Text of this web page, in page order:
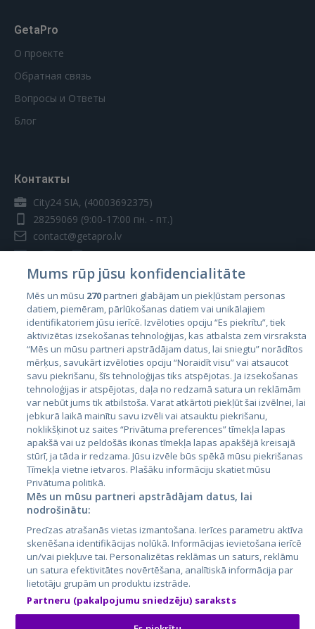
GetaPro
О проекте
Обратная связь
Вопросы и Ответы
Блог
Контакты
City24 SIA, (40003692375)
28259069 (9:00-17:00 пн. - пт.)
contact@getapro.lv
Страны
Эстония
Латвия
Литва
City24.lv
City24.ee
GetaPro.lv
GetaPro.ee
Skelbiu.lt
Autoplius.lt
Aruodas.lt
Kainos.lt
Paslaugos.lt
auto24.ee
KV.ee
Osta.ee
KuldneBörs.ee
Mums rūp jūsu konfidencialitāte
Mēs un mūsu 270partneri glabājam un piekļūstam personas
datiem, piemēram, pārlūkošanas datiem vai unikālajiem
identifikatoriem jūsu ierīcē. Izvēloties opciju “Es piekrītu”, tiek
aktivizētas izsekošanas tehnoloģijas, kas atbalsta zem virsraksta
“Mēs un mūsu partneri apstrādājam datus, lai sniegtu” norādītos
mērķus, savukārt izvēloties opciju “Noraidīt visu” vai atsaucot
savu piekrišanu, šīs tehnoloģijas tiks atspējotas. Ja izsekošanas
tehnoloģijas ir atspējotas, daļa no redzamā satura un reklāmām
var nebūt jums tik atbilstoša. Varat atkārtoti piekļūt šai izvēlnei, lai
jebkurā laikā mainītu savu izvēli vai atsauktu piekrišanu,
noklikšķinot uz saites “Privātuma preferences” tīmekļa lapas
apakšā vai uz peldošās ikonas tīmekļa lapas apakšējā kreisajā
stūrī, ja tāda ir redzama. Jūsu izvēle būs spēkā mūsu piekrišanas
Tīmekļa vietne ietvaros. Plašāku informāciju skatiet mūsu
Privātuma politikā.
Mēs un mūsu partneri apstrādājam datus, lai
nodrošinātu:
Precīzas atrašanās vietas izmantošana. Ierīces parametru aktīva
skenēšana identifikācijas nolūkā. Informācijas ievietošana ierīcē
un/vai piekļuve tai. Personalizētas reklāmas un saturs, reklāmu
un satura efektivitātes novērtēšana, analītiskā informācija par
lietotāju grupām un produktu izstrāde.
Partneru (pakalpojumu sniedzēju) saraksts